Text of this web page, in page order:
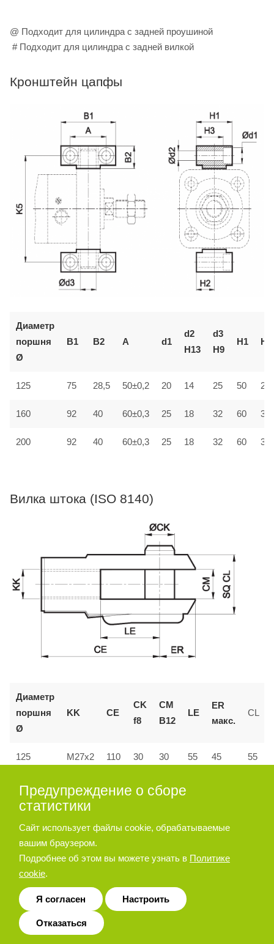
@ Подходит для цилиндра с задней проушиной
# Подходит для цилиндра с задней вилкой
Кронштейн цапфы
Диаметр
поршня
Ø
B1 B2 A d1
d2
H13
d3
H9
H1 H2
125 75 28,5 50±0,2 20 14 25 50
160 92 40 60±0,3 25 18 32 60
200 92 40 60±0,3 25 18 32 60
Вилка штока (ISO 8140)
Диаметр
поршня
Ø
KK CE
CK
f8
CM
B12
LE
ER
макс.
CL
125 M27x2 110 30 30 55 45 55
160 и
200
M36x2 144 35 35
Позиционер штока
Предупреждение о сборе
статистики
Сайт использует файлы cookie, обрабатываемые
вашим браузером.
Подробнее об этом вы можете узнать в Политике
cookie.
Я согласен Настроить
Отказаться